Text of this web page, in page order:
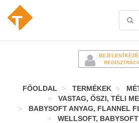
FŐOLDAL TERMÉKEK
VASTAG, ŐSZI, TÉLI
BABYSOFT ANYAG, FLANNEL
WELLSOFT,